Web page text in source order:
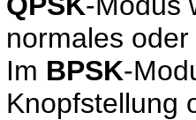
normales
Im BPSK-
Knopfstellung